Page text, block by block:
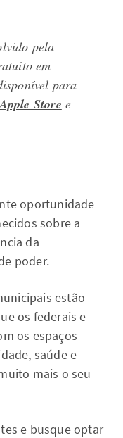
pela
em
para
Store e
oportunidade
sobre a
da
poder.
estão
os federais e
os espaços
saúde e
mais o seu
e busque optar